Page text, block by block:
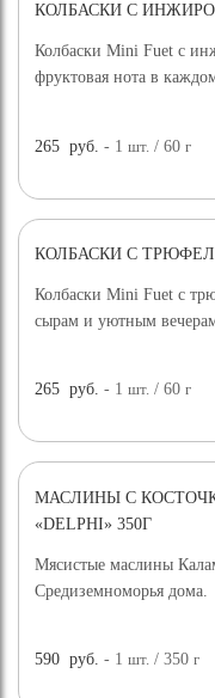
КОЛБАСКИ С
Колбаски Mini Fuet с
фруктовая нота в
265 руб. - 1шт. / 60г
КОЛБАСКИ С
Колбаски Mini Fuet с
сырам и уютным
265 руб. - 1шт. / 60г
МАСЛИНЫ С
«DELPHI» 350Г
Мясистые маслины
Средиземноморья дома.
590 руб. - 1шт. / 350г